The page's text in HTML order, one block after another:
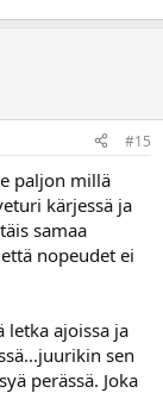
#15
paljon millä
kärjessä ja
samaa
nopeudet ei
letka ajoissa ja
sen
perässä. Joka